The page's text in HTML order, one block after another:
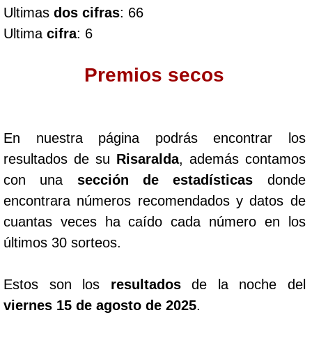
Culona noche
Dorado Noche
Fantástica Día
Fantástica Noche
Motilon Noche
Ultimas dos cifras: 66
Ultima cifra: 6
Premios secos
En nuestra página podrás encontrar los
resultados de su Risaralda, además contamos
con una sección de estadísticas donde
encontrara números recomendados y datos de
cuantas veces ha caído cada número en los
últimos 30 sorteos.
Estos son los resultadosde la noche del
viernes 15 de agosto de 2025.